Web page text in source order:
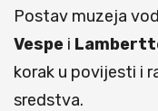
Postav muzeja
Vespe i
korak u povijesti i
sredstva.